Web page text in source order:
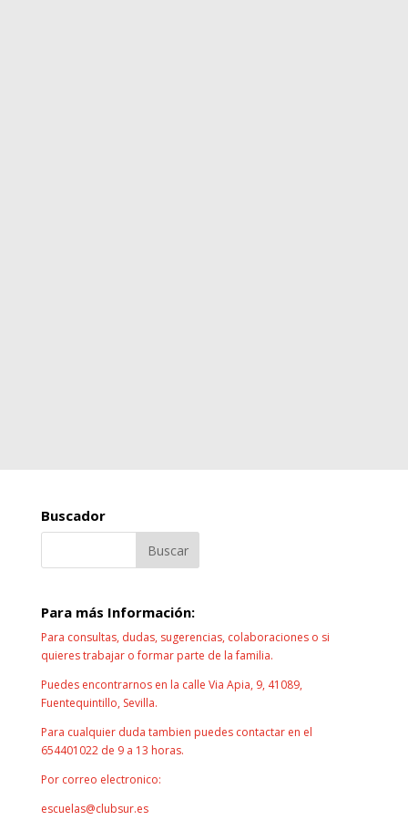
Buscador
Para más Información:
Para consultas, dudas, sugerencias, colaboraciones o si
quieres trabajar o formar parte de la familia.
Puedes encontrarnos en la calle Via Apia, 9, 41089,
Fuentequintillo, Sevilla.
Para cualquier duda tambien puedes contactar en el
654401022 de 9 a 13 horas.
Por correo electronico:
escuelas@clubsur.es